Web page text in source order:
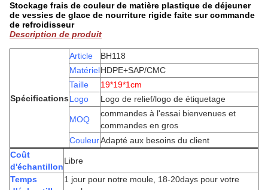
Stockage frais de couleur de matière plastique de déjeuner
de vessies de glace de nourriture rigide faite sur commande
de refroidisseur
Description de produit
Spécifications
Article
BH118
MatérielHDPE+SAP/CMC
Taille
19*19*1cm
Logo
Logo de relief/logo de étiquetage
MOQ
commandes à l'essai bienvenues et
commandes en gros
CouleurAdapté aux besoins du client
Coût
d'échantillon
Libre
Temps
1 jour pour notre moule, 18-20days pour votre